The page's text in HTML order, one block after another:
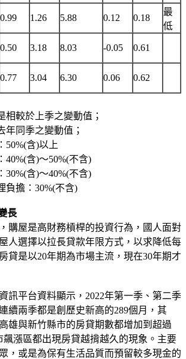
0.99 1.26 5.88 0.12 0.18
最
低
0.50 3.18 8.03 -0.05 0.61
0.77 3.04 6.30 0.06 0.62
相較於上季之變動值；
年同季之變動值；
50%(含)以上
40%(含)～50%(不含)
30%(含)～40%(不含)
負擔：30%(不含)
長
購屋是高財務槓桿的投資行為，國人面對
人選擇以拉長貸款年限方式，以求降低每
貸是以20年期為市場主流，現在30年期才
訊平台資料顯示，2022年第一季、第二季
續兩季都是創歷史新高的289個月，其
雄與新竹縣市的房貸期數都增加到超過
飆漲區都出現房貸越揹越久的現象。主要
，或是為保有生活品質而預留較多現金的